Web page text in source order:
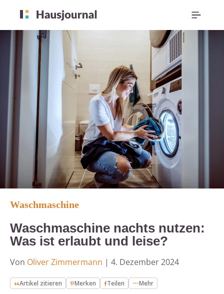
Waschmaschine
Waschmaschine nachts nutzen:
Was ist erlaubt und leise?
Von Oliver Zimmermann | 4. Dezember 2024
Artikel zitieren Merken Teilen Mehr